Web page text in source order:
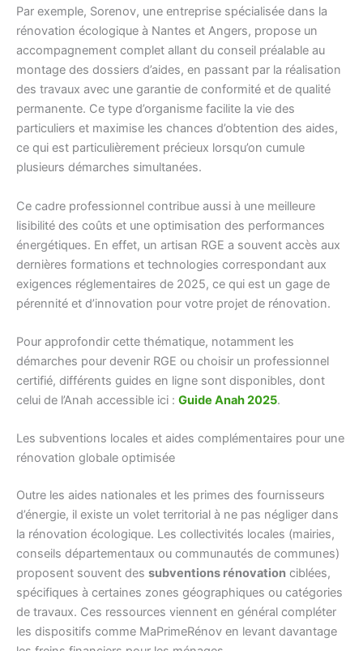
Par exemple, Sorenov, une entreprise spécialisée dans la
rénovation écologique à Nantes et Angers, propose un
accompagnement complet allant du conseil préalable au
montage des dossiers d’aides, en passant par la réalisation
des travaux avec une garantie de conformité et de qualité
permanente. Ce type d’organisme facilite la vie des
particuliers et maximise les chances d’obtention des aides,
ce qui est particulièrement précieux lorsqu’on cumule
plusieurs démarches simultanées.
Ce cadre professionnel contribue aussi à une meilleure
lisibilité des coûts et une optimisation des performances
énergétiques. En effet, un artisan RGE a souvent accès aux
dernières formations et technologies correspondant aux
exigences réglementaires de 2025, ce qui est un gage de
pérennité et d’innovation pour votre projet de rénovation.
Pour approfondir cette thématique, notamment les
démarches pour devenir RGE ou choisir un professionnel
certifié, différents guides en ligne sont disponibles, dont
celui de l’Anah accessible ici : Guide Anah 2025.
Les subventions locales et aides complémentaires pour une
rénovation globale optimisée
Outre les aides nationales et les primes des fournisseurs
d’énergie, il existe un volet territorial à ne pas négliger dans
la rénovation écologique. Les collectivités locales (mairies,
conseils départementaux ou communautés de communes)
proposent souvent des subventions rénovation ciblées,
spécifiques à certaines zones géographiques ou catégories
de travaux. Ces ressources viennent en général compléter
les dispositifs comme MaPrimeRénov en levant davantage